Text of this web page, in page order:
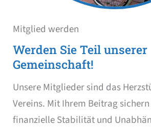
Mitglied werden
Werden Sie Teil unserer
Gemeinschaft!
Unsere Mitglieder sind das
Vereins. Mit Ihrem Beitrag
finanzielle Stabilität und